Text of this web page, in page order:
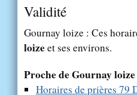
Validité
Gournay loize : Ces
loizeet ses environs.
Proche de Gournay loize
Horaires de prières 79